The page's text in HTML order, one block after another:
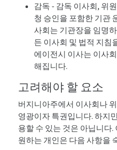
감독 - 감독 이사회, 위
청 승인을 포함한 기관
사회는 기관장을 임명
든 이사회 및 법적 지침
에이전시 이사는 이사
해집니다.
고려해야 할 요소
버지니아주에서 이사회나
영광이자 특권입니다. 하지
용할 수 있는 것은 아닙니다
원하는 개인은 다음 사항을